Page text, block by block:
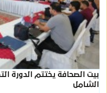
بيت الصحافة يختتم الدورة
الشامل